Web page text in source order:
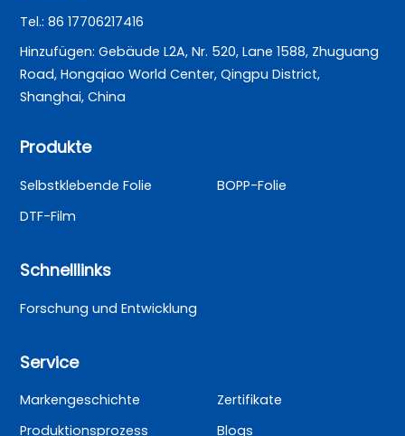
Tel.: 86 17706217416
Hinzufügen: Gebäude L2A, Nr. 520, Lane 1588, Zhuguang
Road, Hongqiao World Center, Qingpu District,
Shanghai, China
Produkte
Selbstklebende Folie
BOPP-Folie
DTF-Film
Schnelllinks
Forschung und Entwicklung
Service
Markengeschichte
Zertifikate
Produktionsprozess
Blogs